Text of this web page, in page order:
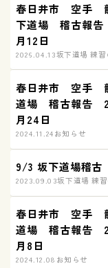
春日井市 空手
下道場 稽古報
月12日
2026.04.13坂下道場 練習
春日井市 空手
道場 稽古報告
月24日
2024.11.24お知らせ
9/3 坂下道場稽古
2023.09.03坂下道場 練
春日井市 空手
道場 稽古報告
月8日
2024.12.08 お知らせ